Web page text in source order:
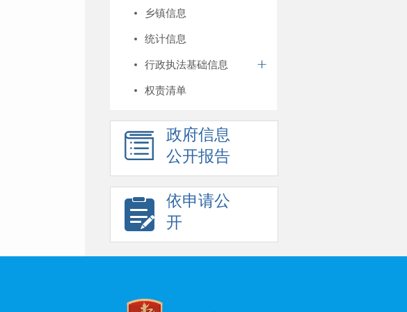
乡镇信息
统计信息
行政执法基础信息
权责清单
政府信息
公开报告
依申请公
开